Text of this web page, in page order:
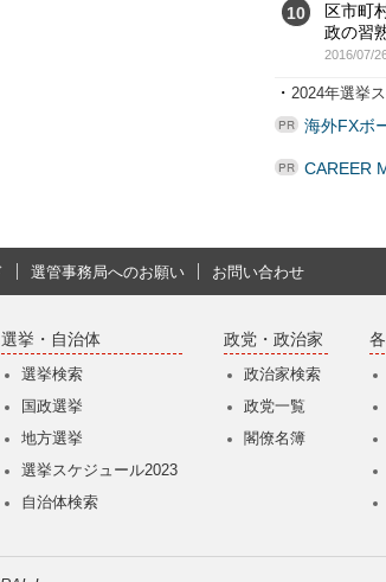
10
区市町
政の習
2016/07/
・ 2024年選挙
海外FXボ
CAREER
選管事務局へのお願い お問い合わせ
選挙・自治体
選挙検索
国政選挙
地方選挙
選挙スケジュール2023
自治体検索
政党・政治家
政治家検索
政党一覧
閣僚名簿